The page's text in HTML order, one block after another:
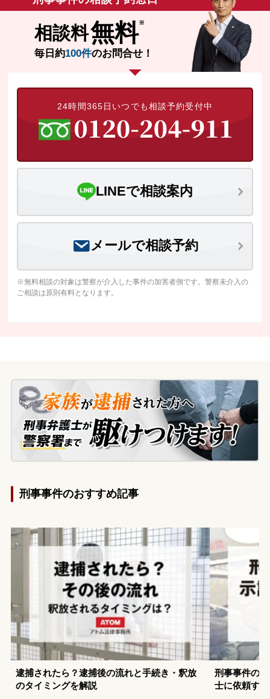
相談料無料
毎日約100件のお問合せ！
24時間365日いつでも相談予約受付中
LINEで相談案内
メールで相談予約
※無料相談の対象は警察が介入した事件の加害者側です。警察未介入の
ご相談は原則有料となります。
刑事事件のおすすめ記事
逮捕されたら？逮捕後の流れと手続き・釈放
のタイミングを解説
刑事事件の
士に依頼す